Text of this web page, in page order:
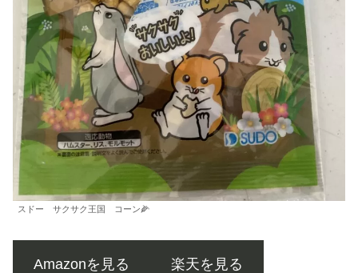
スドー サクサク王国 コーン🌽
Amazonを見る 楽天を見る